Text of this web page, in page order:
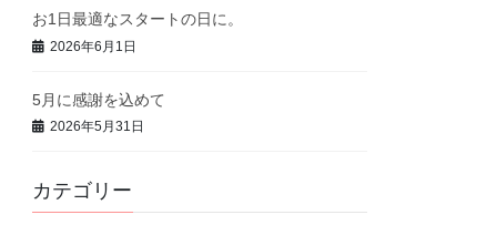
お1日最適なスタートの日に。
2026年6月1日
5月に感謝を込めて
2026年5月31日
カテゴリー